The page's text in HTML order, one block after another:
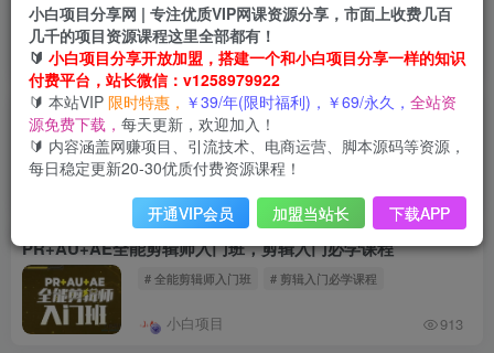
# iPhone微信双开 # iphone微信双开免费版 # iphone微信双
小白项目 796
利用AI无需写代码开发自动微信自动阅读脚本无限变现 【揭秘】
# AI微信自动阅读脚本
542
PR+AU+AE全能剪辑师入门班，剪辑入门必学课程
# 全能剪辑师入门班 # 剪辑入门必学课程
小白项目 913
小白项目分享网 | 专注优质VIP网课资源分享，市面上收费几百
几千的项目资源课程这里全部都有！
🔰 小白项目分享开放加盟，搭建一个和小白项目分享一样的知识
付费平台，站长微信：v1258979922
🔰 本站VIP 限时特惠， ￥39/年(限时福利)，￥69/永久， 全站资
源免费下载， 每天更新，欢迎加入！
🔰 内容涵盖网赚项目、引流技术、电商运营、脚本源码等资源，
每日稳定更新20-30优质付费资源课程！
开通VIP会员 加盟当站长 下载APP